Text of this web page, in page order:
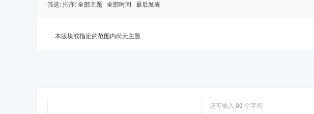
筛选: 全部主题 全部时间
排序: 最后发表
本版块或指定的范围内尚无主题
还可输入 80 个字符